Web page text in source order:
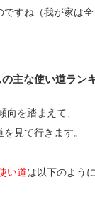
すね（我が家は
主な使い道ラン
向を踏まえて、
見て行きます。
い道は以下のよう